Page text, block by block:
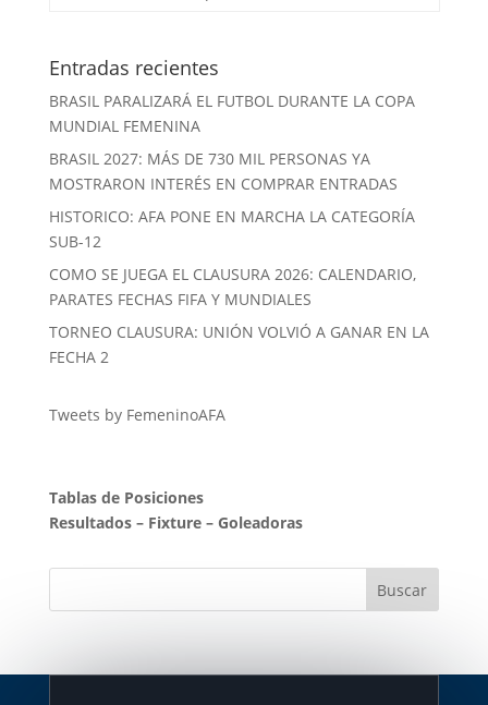
Entradas recientes
BRASIL PARALIZARÁ EL FUTBOL DURANTE LA COPA
MUNDIAL FEMENINA
BRASIL 2027: MÁS DE 730 MIL PERSONAS YA
MOSTRARON INTERÉS EN COMPRAR ENTRADAS
HISTORICO: AFA PONE EN MARCHA LA CATEGORÍA
SUB-12
COMO SE JUEGA EL CLAUSURA 2026: CALENDARIO,
PARATES FECHAS FIFA Y MUNDIALES
TORNEO CLAUSURA: UNIÓN VOLVIÓ A GANAR EN LA
FECHA 2
Tweets by FemeninoAFA
Tablas de Posiciones
Resultados– Fixture– Goleadoras